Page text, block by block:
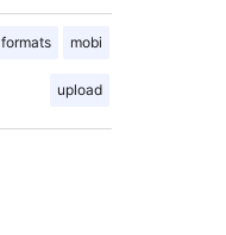
formats mobi
upload